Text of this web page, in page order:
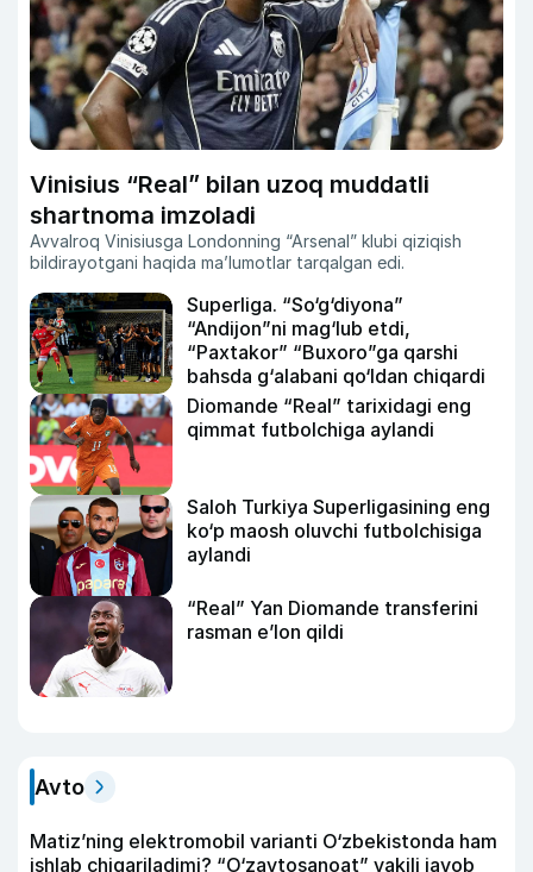
Vinisius “Real” bilan uzoq muddatli
shartnoma imzoladi
Avvalroq Vinisiusga Londonning “Arsenal” klubi qiziqish
bildirayotgani haqida ma’lumotlar tarqalgan edi.
Superliga. “So‘g‘diyona”
“Andijon”ni mag‘lub etdi,
“Paxtakor” “Buxoro”ga qarshi
bahsda g‘alabani qo‘ldan chiqardi
Diomande “Real” tarixidagi eng
qimmat futbolchiga aylandi
Saloh Turkiya Superligasining eng
ko‘p maosh oluvchi futbolchisiga
aylandi
“Real” Yan Diomande transferini
rasman e’lon qildi
Avto
Matiz’ning elektromobil varianti O‘zbekistonda ham
ishlab chiqariladimi? “O‘zavtosanoat” vakili javob